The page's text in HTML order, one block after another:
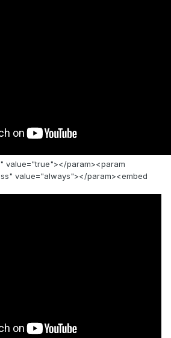
value="true"></param><param
value="always"></param><embed